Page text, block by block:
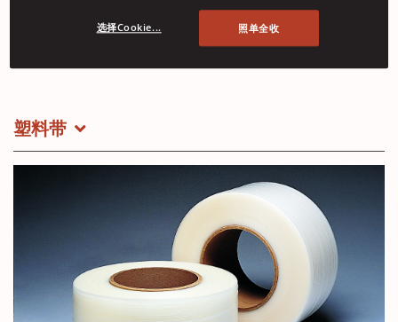
聚丙烯（PP）捆带和PET（Tenax®）捆带。我们的塑料捆
带坚固、耐用且具可持续性，使其成为各种应用的绝佳选
塑料带
选择Cookie... 照单全收